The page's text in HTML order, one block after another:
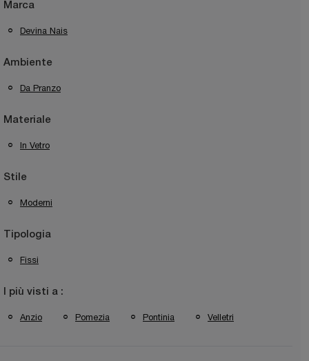
Marca
Devina Nais
Ambiente
Da Pranzo
Materiale
In Vetro
Stile
Moderni
Tipologia
Fissi
I più visti a :
Anzio Pomezia Pontinia Velletri